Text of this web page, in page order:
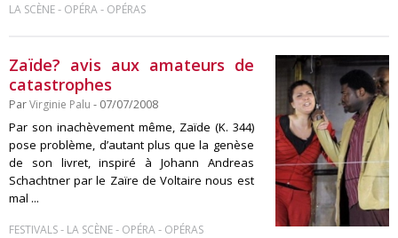
LA SCÈNE- OPÉRA- OPÉRAS
Zaïde? avis aux amateurs de
catastrophes
ParVirginie Palu - 07/07/2008
Par son inachèvement même, Zaïde (K. 344)
pose problème, d’autant plus que la genèse
de son livret, inspiré à Johann Andreas
Schachtner par le Zaïre de Voltaire nous est
mal ...
FESTIVALS- LA SCÈNE- OPÉRA- OPÉRAS